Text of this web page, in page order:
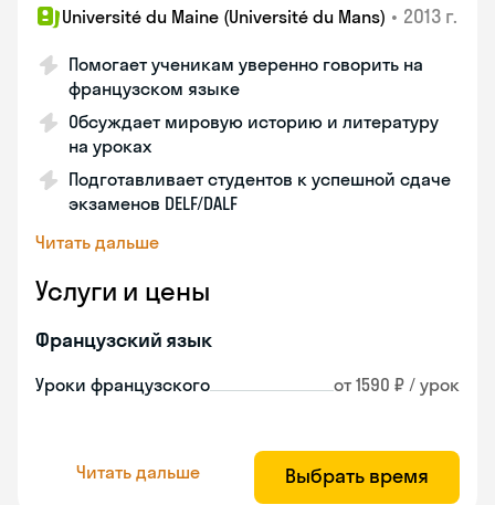
Université du Maine (Université du Mans) • 2013 г.
Помогает ученикам уверенно говорить на
французском языке
Обсуждает мировую историю и литературу
на уроках
Подготавливает студентов к успешной сдаче
экзаменов DELF/DALF
Читать дальше
Услуги и цены
Французский язык
Уроки французского от 1590 ₽ / урок
Читать дальше Выбрать время